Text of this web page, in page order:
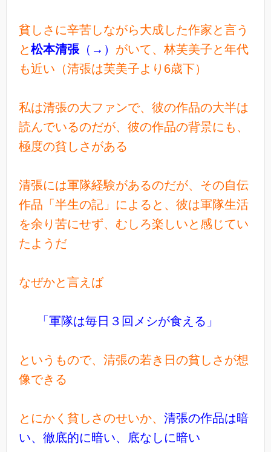
貧しさに辛苦しながら大成した作家と言う
と松本清張 （→） がいて、林芙美子と年代
も近い（清張は芙美子より6歳下）
私は清張の大ファンで、彼の作品の大半は
読んでいるのだが、彼の作品の背景にも、
極度の貧しさがある
清張には軍隊経験があるのだが、その自伝
作品「半生の記」によると、彼は軍隊生活
を余り苦にせず、むしろ楽しいと感じてい
たようだ
なぜかと言えば
「軍隊は毎日３回メシが食える」
というもので、清張の若き日の貧しさが想
像できる
とにかく貧しさのせいか、 清張の作品は暗
い、徹底的に暗い、底なしに暗い